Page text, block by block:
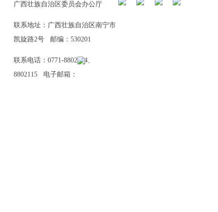
广西壮族自治区委员会办公厅
联系地址：广西壮族自治区南宁市
凯旋路2号 邮编：530201
联系电话：0771-8802114、
8802115 电子邮箱：